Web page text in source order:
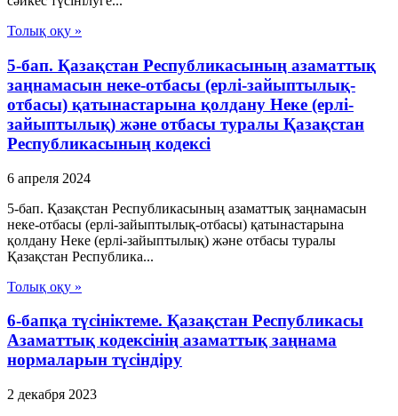
Толық оқу »
5-бап. Қазақстан Республикасының азаматтық
заңнамасын неке-отбасы (ерлі-зайыптылық-
отбасы) қатынастарына қолдану Неке (ерлі-
зайыптылық) және отбасы туралы Қазақстан
Республикасының кодексі
6 апреля 2024
5-бап. Қазақстан Республикасының азаматтық заңнамасын
неке-отбасы (ерлі-зайыптылық-отбасы) қатынастарына
қолдану Неке (ерлі-зайыптылық) және отбасы туралы
Қазақстан Республика...
Толық оқу »
6-бапқа түсініктеме. Қазақстан Республикасы
Азаматтық кодексінің азаматтық заңнама
нормаларын түсіндіру
2 декабря 2023